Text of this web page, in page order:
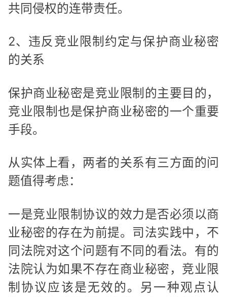
共同侵权的连带责任。
2、违反竞业限制约定与保护商业秘密
的关系
保护商业秘密是竞业限制的主要目的，
竞业限制也是保护商业秘密的一个重要
手段。
从实体上看，两者的关系有三方面的问
题值得考虑：
一是竞业限制协议的效力是否必须以商
业秘密的存在为前提。司法实践中，不
同法院对这个问题有不同的看法。有的
法院认为如果不存在商业秘密，竞业限
制协议应该是无效的。另一种观点认